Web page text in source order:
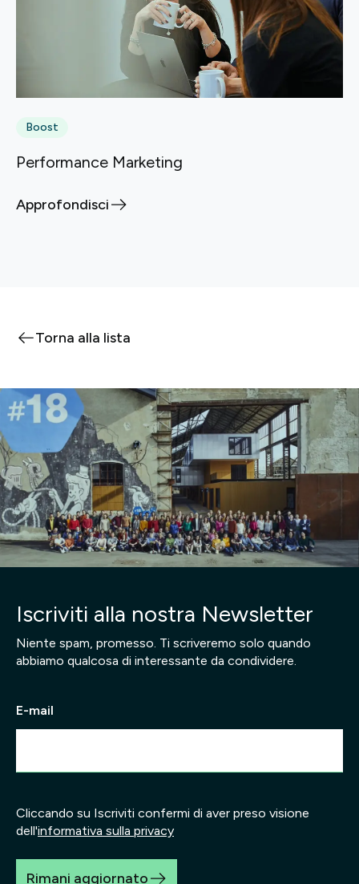
Boost
Performance Marketing
Approfondisci
Torna alla lista
Iscriviti alla nostra Newsletter
Niente spam, promesso. Ti scriveremo solo quando
abbiamo qualcosa di interessante da condividere.
E-mail
Cliccando su Iscriviti confermi di aver preso visione
dell'informativa sulla privacy
Rimani aggiornato